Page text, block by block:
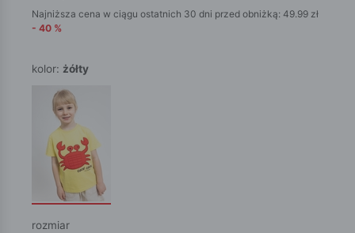
Najniższa cena w ciągu ostatnich 30 dni przed obniżką: 49.99 zł
- 40 %
kolor: żółty
rozmiar